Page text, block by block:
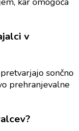
v
sončno
prehranjevalne